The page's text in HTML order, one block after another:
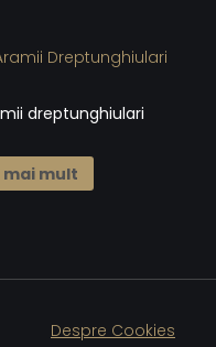
dreptunghiulari
mult
Despre Cookies